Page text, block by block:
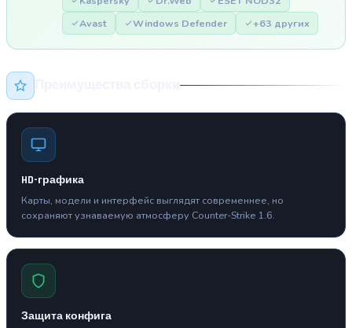
Avast
Windows Defender +63 других
HD-графика
Карты, модели и интерфейс выглядят современнее, но
сохраняют узнаваемую атмосферу Counter-Strike 1.6.
Защита конфига